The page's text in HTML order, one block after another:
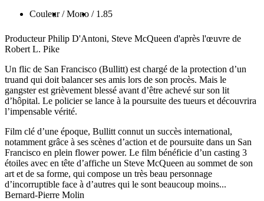
Couleur / Mono / 1.85
Producteur Philip D'Antoni, Steve McQueen d'après l'œuvre de
Robert L. Pike
Un flic de San Francisco (Bullitt) est chargé de la protection d’un
truand qui doit balancer ses amis lors de son procès. Mais le
gangster est grièvement blessé avant d’être achevé sur son lit
d’hôpital. Le policier se lance à la poursuite des tueurs et découvrira
l’impensable vérité.
Film clé d’une époque, Bullitt connut un succès international,
notamment grâce à ses scènes d’action et de poursuite dans un San
Francisco en plein flower power. Le film bénéficie d’un casting 3
étoiles avec en tête d’affiche un Steve McQueen au sommet de son
art et de sa forme, qui compose un très beau personnage
d’incorruptible face à d’autres qui le sont beaucoup moins...
Bernard-Pierre Molin